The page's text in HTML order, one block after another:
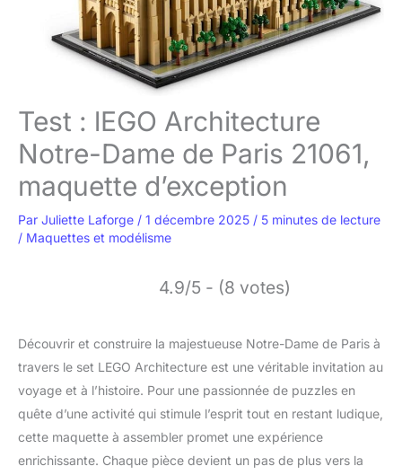
Test : lEGO Architecture
Notre-Dame de Paris 21061,
maquette d’exception
Par Juliette Laforge / 1 décembre 2025 / 5 minutes de lecture
/ Maquettes et modélisme
4.9/5 - (8 votes)
Découvrir et construire la majestueuse Notre-Dame de Paris à
travers le set LEGO Architecture est une véritable invitation au
voyage et à l’histoire. Pour une passionnée de puzzles en
quête d’une activité qui stimule l’esprit tout en restant ludique,
cette maquette à assembler promet une expérience
enrichissante. Chaque pièce devient un pas de plus vers la